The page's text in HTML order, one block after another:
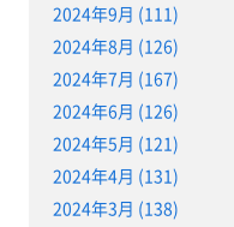
2024年9月 (111)
2024年8月 (126)
2024年7月 (167)
2024年6月 (126)
2024年5月 (121)
2024年4月 (131)
2024年3月 (138)